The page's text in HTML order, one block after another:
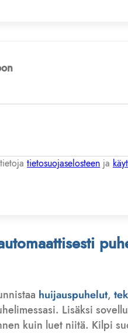
tietosuojaselosteen ja
huijauspuhelut,
Lisäksi
kuin luet niitä. Kilpi